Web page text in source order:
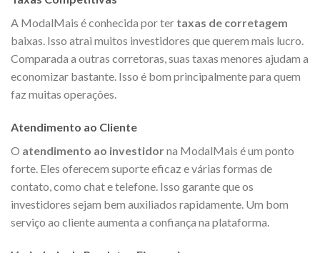
A ModalMais é conhecida por ter taxas de corretagem
baixas. Isso atrai muitos investidores que querem mais lucro.
Comparada a outras corretoras, suas taxas menores ajudam a
economizar bastante. Isso é bom principalmente para quem
faz muitas operações.
Atendimento ao Cliente
O atendimento ao investidorna ModalMais é um ponto
forte. Eles oferecem suporte eficaz e várias formas de
contato, como chat e telefone. Isso garante que os
investidores sejam bem auxiliados rapidamente. Um bom
serviço ao cliente aumenta a confiança na plataforma.